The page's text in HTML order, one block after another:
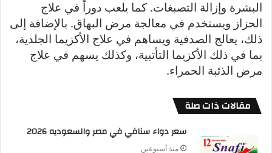
البشرة وإزالة التصبغات. كما يلعب دوراً في علاج
الحزاز ويستخدم في معالجة مرض البهاق. بالإضافة إلى
ذلك، يعالج الصدفية ويساهم في علاج الأكزيما الجلدية،
بما في ذلك الأكزيما التأتبية، وكذلك يسهم في علاج
مرض الذئبة الحمراء.
مقالات ذات صلة
سعر دواء سنافي في مصر والسعوديه 2026
منذ أسبوعين